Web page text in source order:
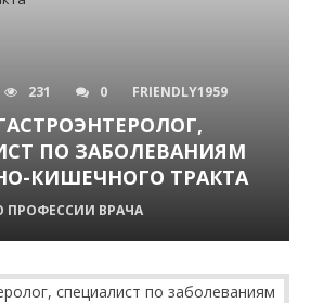
231 0 FRIENDLY1959
ПО ЗАБОЛЕВАНИЯМ
КИШЕЧНОГО ТРАКТА
ПРОФЕССИИ ВРАЧА